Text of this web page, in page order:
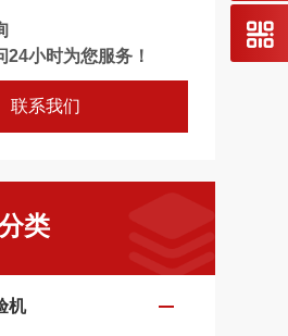
24小时为您服务！
联系我们
类
机